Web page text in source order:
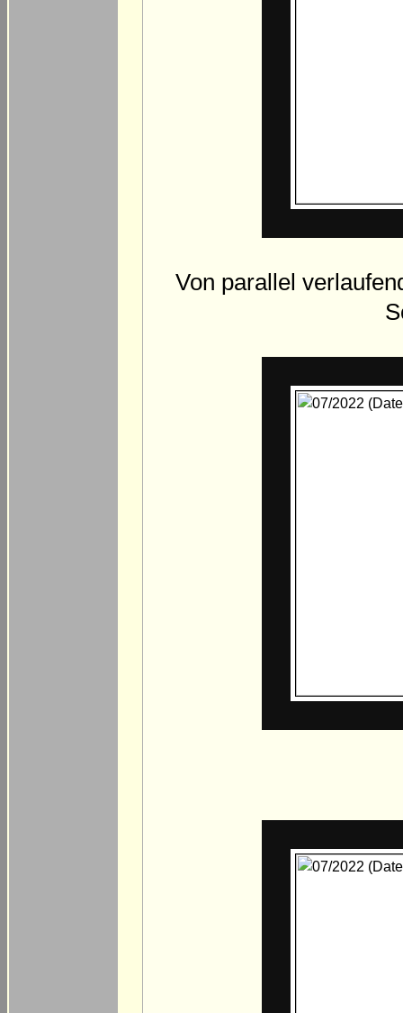
Von parallel